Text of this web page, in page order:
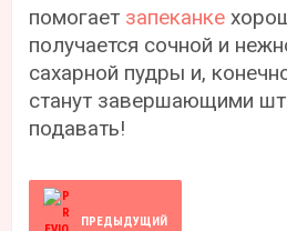
помогает запеканке
получается сочной и
сахарной пудры и,
станут завершающими
подавать!
ПРЕДЫДУЩИЙ